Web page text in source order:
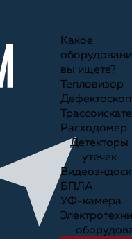
Какое
вы ищете?
Тепловизор
Дефектоскоп
Расходомер
Детекторы
утечек
БПЛА
УФ-камера